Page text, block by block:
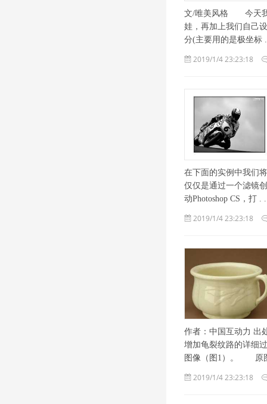
文/唯美风格 今天我
娃，再加上我们自
分(主要用的是极坐标
2019/1/4 23:23:18
在下面的实例中我们
仅仅是通过一个滤镜
动Photoshop CS，打 .
2019/1/4 23:23:18
作者：中国互动力 出
增加龟裂纹路的详细
图像（图1）。 原
2019/1/4 23:23:18